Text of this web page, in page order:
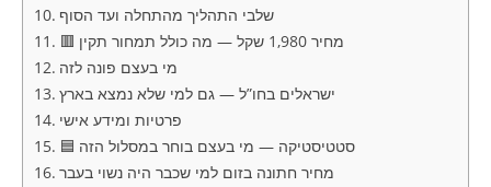
שלבי התהליך מהתחלה ועד הסוף
🟥 מחיר 1,980 שקל — מה כולל תמחור תקין
מי בעצם פונה לזה
ישראלים בחו”ל — גם למי שלא נמצא בארץ
פרטיות ומידע אישי
🟦 סטטיסטיקה — מי בעצם בוחר במסלול הזה
מחיר חתונה בזום למי שכבר היה נשוי בעבר